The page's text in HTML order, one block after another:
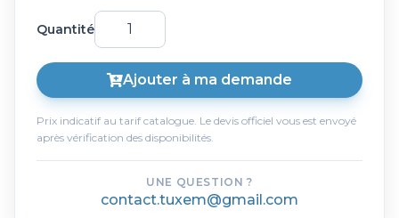
Quantité
Ajouter à ma demande
Prix indicatif au tarif catalogue. Le devis officiel vous est envoyé
après vérification des disponibilités.
UNE QUESTION ?
contact.tuxem@gmail.com